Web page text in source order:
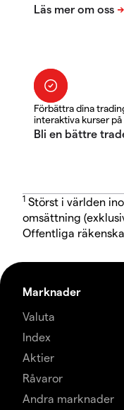
Förbättra dina
interaktiva kurser
1 Störst i världen
omsättning
Offentliga
Marknader
Valuta
Index
Aktier
Råvaror
Andra marknader